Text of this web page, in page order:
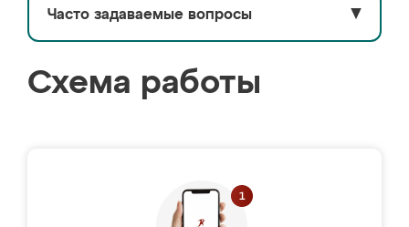
Часто задаваемые вопросы ▼
Схема работы